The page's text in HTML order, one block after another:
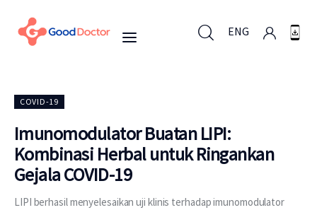
ENG
Untuk Bisnis
Untuk Anda
COVID-19
Imunomodulator Buatan LIPI:
Kombinasi Herbal untuk Ringankan
Gejala COVID-19
LIPI berhasil menyelesaikan uji klinis terhadap imunomodulator